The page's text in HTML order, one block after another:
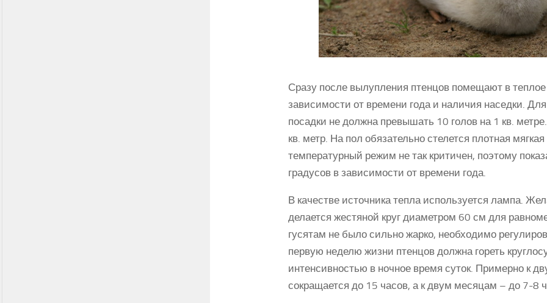
Сразу после вылупления птенцов помещают в
зависимости от времени года и наличия наседки.
посадки не должна превышать 10 голов на 1 кв.
кв. метр. На пол обязательно стелется плотная
температурный режим не так критичен, поэтому
градусов в зависимости от времени года.
В качестве источника тепла используется лампа.
делается жестяной круг диаметром 60 см для
гусятам не было сильно жарко, необходимо
первую неделю жизни птенцов должна гореть
интенсивностью в ночное время суток. Примерно к
сокращается до 15 часов, а к двум месяцам – до 7-8